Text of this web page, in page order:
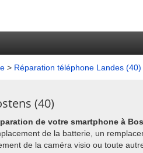
> Réparation téléphone Landes (40)
(40)
de votre smartphone à
de la batterie, un
de la caméra visio ou toute